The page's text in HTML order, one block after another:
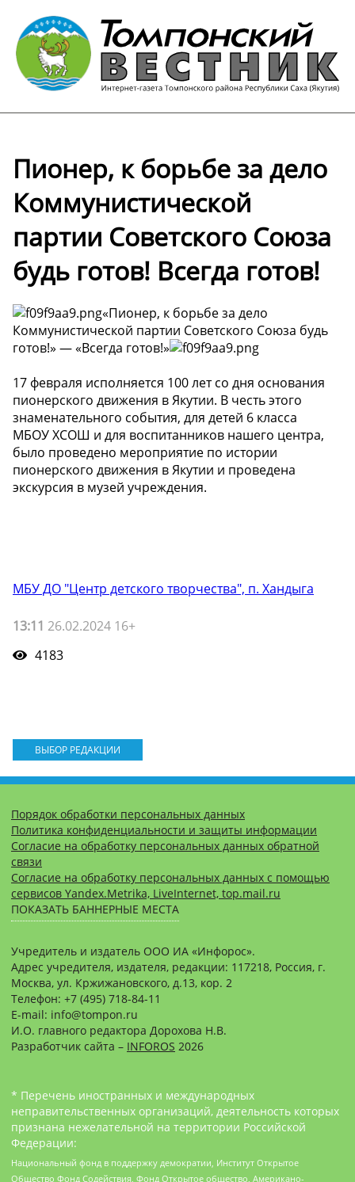
Пионер, к борьбе за дело
Коммунистической
партии Советского Союза
будь готов! Всегда готов!
«Пионер, к борьбе за дело
Коммунистической партии Советского Союза будь
готов!» — «Всегда готов!»
17 февраля исполняется 100 лет со дня основания
пионерского движения в Якутии. В честь этого
знаменательного события, для детей 6 класса
МБОУ ХСОШ и для воспитанников нашего центра,
было проведено мероприятие по истории
пионерского движения в Якутии и проведена
экскурсия в музей учреждения.
МБУ ДО "Центр детского творчества", п. Хандыга
13:11 26.02.2024 16+
4183
ВЫБОР РЕДАКЦИИ
Порядок обработки персональных данных
Политика конфиденциальности и защиты информации
Согласие на обработку персональных данных обратной
связи
Согласие на обработку персональных данных с помощью
сервисов Yandex.Metrika, LiveInternet, top.mail.ru
ПОКАЗАТЬ БАННЕРНЫЕ МЕСТА
Учредитель и издатель ООО ИА «Инфорос».
Адрес учредителя, издателя, редакции: 117218, Россия, г.
Москва, ул. Кржижановского, д.13, кор. 2
Телефон: +7 (495) 718-84-11
E-mail: info@tompon.ru
И.О. главного редактора Дорохова Н.В.
Разработчик сайта – INFOROS 2026
* Перечень иностранных и международных
неправительственных организаций, деятельность которых
признана нежелательной на территории Российской
Федерации:
Национальный фонд в поддержку демократии, Институт Открытое
Общество Фонд Содействия, Фонд Открытое общество, Американо-